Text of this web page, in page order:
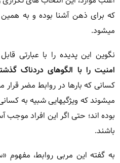
که برای ذهن آشنا بوده و به همین
میشود.
نگوین این پدیده را با عبارتی
امنیت را با الگوهای دردناک
کسانی که بارها در روابط مضر قرار
میشوند که ویژگیهایی شبیه به
بوده اند؛ حتی اگر این افراد موجب
باشند.
به گفته این مربی روابط، مفهوم